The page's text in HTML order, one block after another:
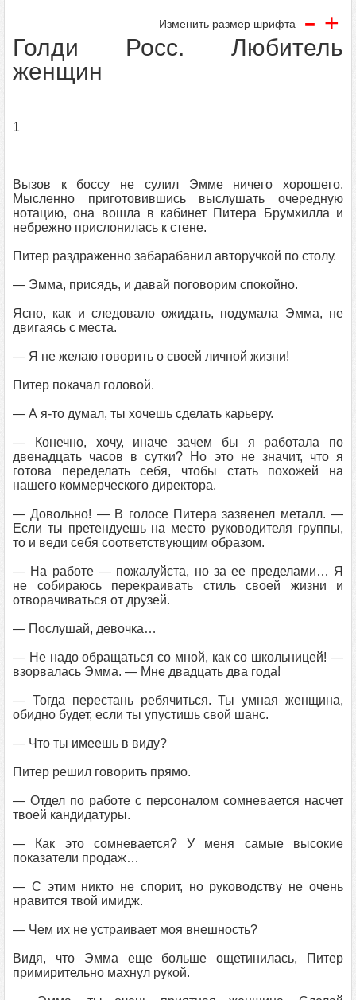
Изменить размер шрифта - +
Голди Росс. Любитель
женщин
1
Вызов к боссу не сулил Эмме ничего хорошего.
Мысленно приготовившись выслушать очередную
нотацию, она вошла в кабинет Питера Брумхилла и
небрежно прислонилась к стене.
Питер раздраженно забарабанил авторучкой по столу.
— Эмма, присядь, и давай поговорим спокойно.
Ясно, как и следовало ожидать, подумала Эмма, не
двигаясь с места.
— Я не желаю говорить о своей личной жизни!
Питер покачал головой.
— А я-то думал, ты хочешь сделать карьеру.
— Конечно, хочу, иначе зачем бы я работала по
двенадцать часов в сутки? Но это не значит, что я
готова переделать себя, чтобы стать похожей на
нашего коммерческого директора.
— Довольно! — В голосе Питера зазвенел металл. —
Если ты претендуешь на место руководителя группы,
то и веди себя соответствующим образом.
— На работе — пожалуйста, но за ее пределами… Я
не собираюсь перекраивать стиль своей жизни и
отворачиваться от друзей.
— Послушай, девочка…
— Не надо обращаться со мной, как со школьницей! —
взорвалась Эмма. — Мне двадцать два года!
— Тогда перестань ребячиться. Ты умная женщина,
обидно будет, если ты упустишь свой шанс.
— Что ты имеешь в виду?
Питер решил говорить прямо.
— Отдел по работе с персоналом сомневается насчет
твоей кандидатуры.
— Как это сомневается? У меня самые высокие
показатели продаж…
— С этим никто не спорит, но руководству не очень
нравится твой имидж.
— Чем их не устраивает моя внешность?
Видя, что Эмма еще больше ощетинилась, Питер
примирительно махнул рукой.